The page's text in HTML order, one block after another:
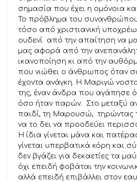
σημασία που έχει η ομόνοια
Το πρόβλημα του
τόσο από χριστιανική
ουδενί από την απαίτηση να
μας αφορά από την
ικανοποίηση κι από την
που νιώθει ο άνθρωπος όταν
έχοντα ανάγκη. Η Μαριγώ
της, έναν άνδρα που αγάπησε
όσο ήταν παρών. Στο μεταξύ
παιδί, τη Μαρουσώ, τηρώντας
να το δει να προοδεύει
Η ίδια γίνεται μάνα και
γίνεται υπερβατικά κόρη και
δεν βγάζει για δεκαετίες τα
όχι επειδή φοβάται την
αλλά επειδή επιβάλλει στον